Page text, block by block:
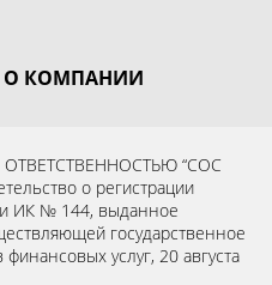
О КОМПАНИИ
Раскрытие информации
Контакты
Согласие субъекта на
обработку персональных
“СОС
о регистрации
ИК № 144, выданное
государственное
услуг, 20 августа